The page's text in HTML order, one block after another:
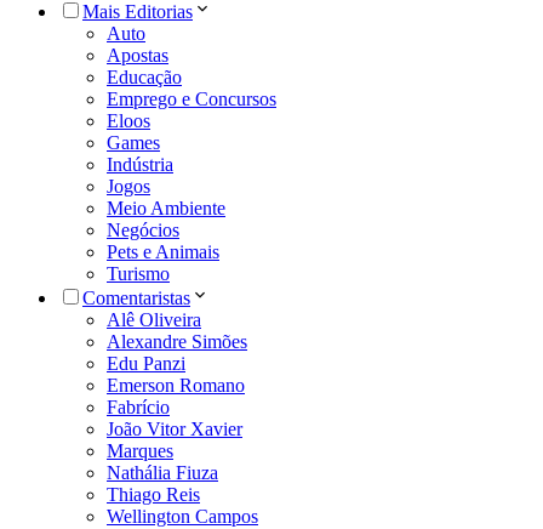
Mais Editorias
Auto
Apostas
Educação
Emprego e Concursos
Eloos
Games
Indústria
Jogos
Meio Ambiente
Negócios
Pets e Animais
Turismo
Comentaristas
Alê Oliveira
Alexandre Simões
Edu Panzi
Emerson Romano
Fabrício
João Vitor Xavier
Marques
Nathália Fiuza
Thiago Reis
Wellington Campos